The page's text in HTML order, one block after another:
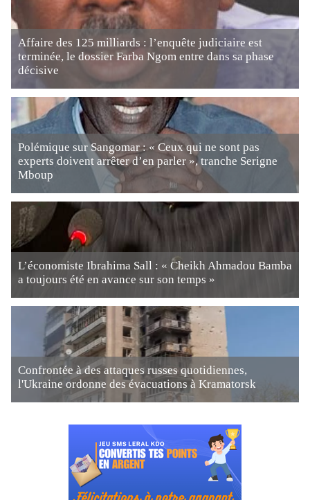
Affaire des 125 milliards : l’enquête judiciaire est
terminée, le dossier Farba Ngom entre dans sa phase
décisive
Polémique sur Sangomar : « Ceux qui ne sont pas
experts doivent arrêter d’en parler », tranche Serigne
Mboup
L’économiste Ibrahima Sall : « Cheikh Ahmadou Bamba
a toujours été en avance sur son temps »
Confrontée à des attaques russes quotidiennes,
l'Ukraine ordonne des évacuations à Kramatorsk